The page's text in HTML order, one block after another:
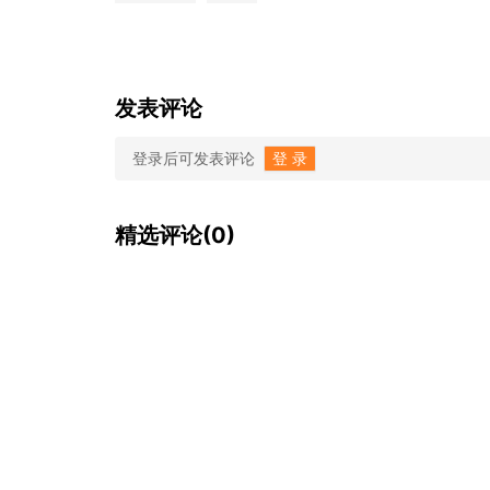
发表评论
登录后可发表评论 登 录
精选评论(0)